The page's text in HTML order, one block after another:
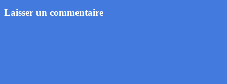
Laisser un commentaire